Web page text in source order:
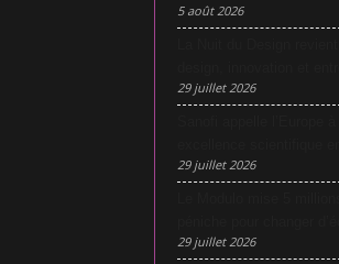
5 août 2026
29 juillet 2026
29 juillet 2026
29 juillet 2026